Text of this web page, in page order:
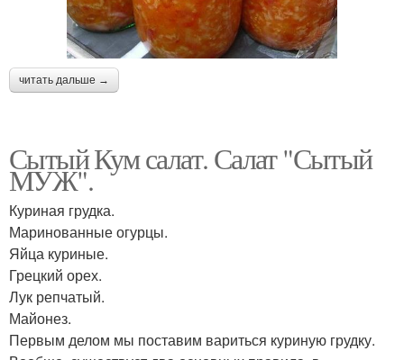
читать дальше →
Сытый Кум салат. Салат "Сытый
МУЖ".
Куриная грудка.
Маринованные огурцы.
Яйца куриные.
Грецкий орех.
Лук репчатый.
Майонез.
Первым делом мы поставим вариться куриную грудку.